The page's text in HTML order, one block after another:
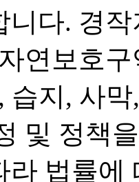
니다. 경
연보호
습지, 사
및 정책
라 법률에